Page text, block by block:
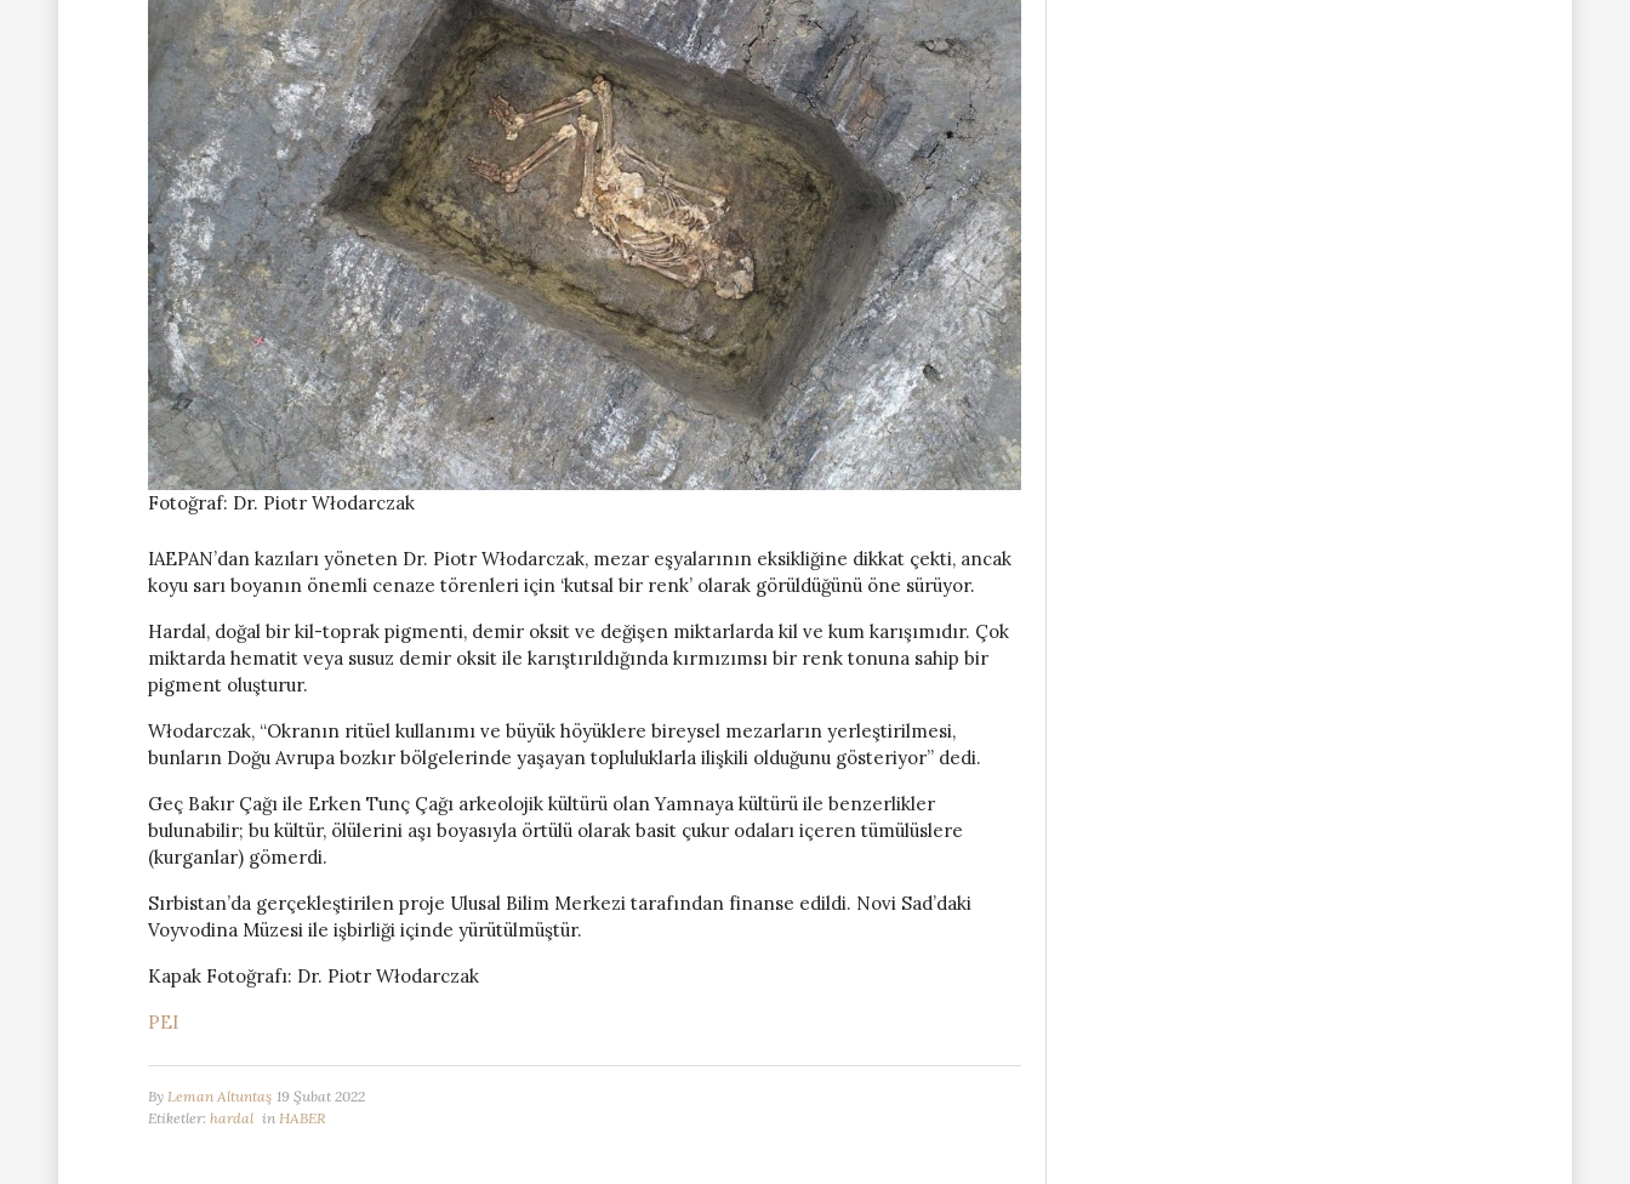
Fotoğraf: Dr. Piotr Włodarczak
IAEPAN’dan kazıları yöneten Dr. Piotr Włodarczak, mezar eşyalarının eksikliğine dikkat çekti, ancak
koyu sarı boyanın önemli cenaze törenleri için ‘kutsal bir renk’ olarak görüldüğünü öne sürüyor.
Hardal, doğal bir kil-toprak pigmenti, demir oksit ve değişen miktarlarda kil ve kum karışımıdır. Çok
miktarda hematit veya susuz demir oksit ile karıştırıldığında kırmızımsı bir renk tonuna sahip bir
pigment oluşturur.
Włodarczak, “Okranın ritüel kullanımı ve büyük höyüklere bireysel mezarların yerleştirilmesi,
bunların Doğu Avrupa bozkır bölgelerinde yaşayan topluluklarla ilişkili olduğunu gösteriyor” dedi.
Geç Bakır Çağı ile Erken Tunç Çağı arkeolojik kültürü olan Yamnaya kültürü ile benzerlikler
bulunabilir; bu kültür, ölülerini aşı boyasıyla örtülü olarak basit çukur odaları içeren tümülüslere
(kurganlar) gömerdi.
Sırbistan’da gerçekleştirilen proje Ulusal Bilim Merkezi tarafından finanse edildi. Novi Sad’daki
Voyvodina Müzesi ile işbirliği içinde yürütülmüştür.
Kapak Fotoğrafı: Dr. Piotr Włodarczak
PEI
By Leman Altuntaş 19 Şubat 2022
Etiketler: hardal in HABER